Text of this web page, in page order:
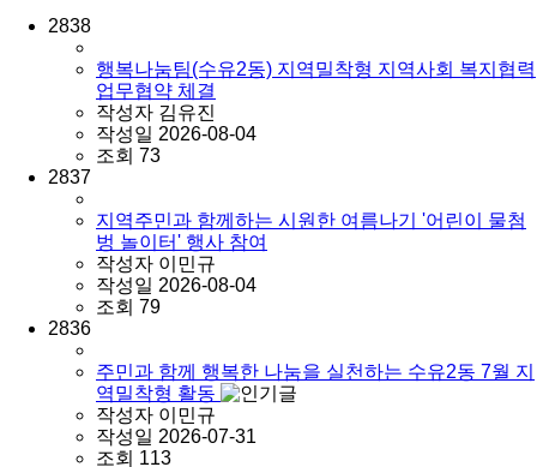
2838
행복나눔팀(수유2동) 지역밀착형 지역사회 복지협력
업무협약 체결
작성자 김유진
작성일 2026-08-04
조회 73
2837
지역주민과 함께하는 시원한 여름나기 '어린이 물첨
벙 놀이터' 행사 참여
작성자 이민규
작성일 2026-08-04
조회 79
2836
주민과 함께 행복한 나눔을 실천하는 수유2동 7월 지
역밀착형 활동
작성자 이민규
작성일 2026-07-31
조회 113